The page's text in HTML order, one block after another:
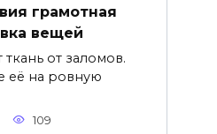
грамотная
вещей
от заломов.
её на ровную
109